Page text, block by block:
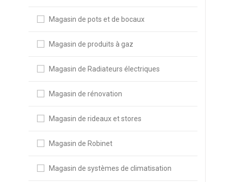
Magasin de pots et de bocaux
Magasin de produits à gaz
Magasin de Radiateurs électriques
Magasin de rénovation
Magasin de rideaux et stores
Magasin de Robinet
Magasin de systèmes de climatisation